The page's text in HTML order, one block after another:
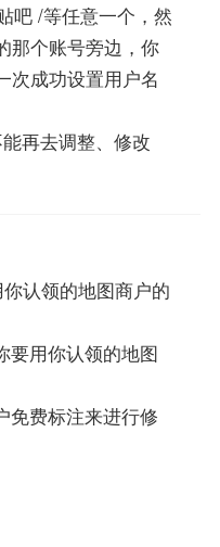
吧 /等任意一个，然
那个账号旁边，你
次成功设置用户名
再去调整、修改
认领的地图商户的
要用你认领的地图
免费标注来进行修